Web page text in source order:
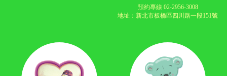
預約專線 02-2956-3008
地址：新北市板橋區四川路一段151號